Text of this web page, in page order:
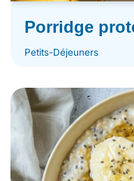
Porridge
Petits-Déjeuners